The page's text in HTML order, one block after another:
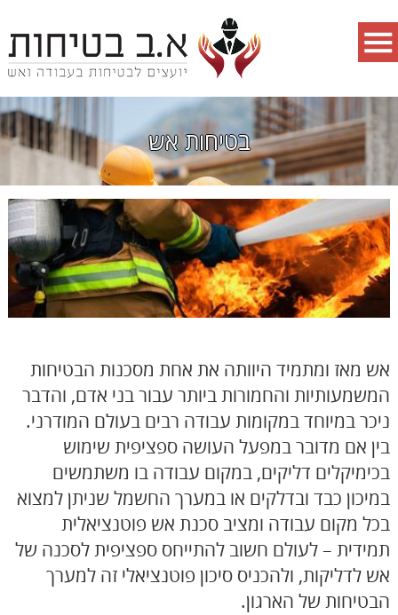
בטיחות אש
אש מאז ומתמיד היוותה את אחת מסכנות הבטיחות
המשמעותיות והחמורות ביותר עבור בני אדם, והדבר
ניכר במיוחד במקומות עבודה רבים בעולם המודרני.
בין אם מדובר במפעל העושה ספציפית שימוש
בכימיקלים דליקים, במקום עבודה בו משתמשים
במיכון כבד ובדלקים או במערך החשמל שניתן למצוא
בכל מקום עבודה ומציב סכנת אש פוטנציאלית
תמידית – לעולם חשוב להתייחס ספציפית לסכנה של
אש לדליקות, ולהכניס סיכון פוטנציאלי זה למערך
הבטיחות של הארגון.